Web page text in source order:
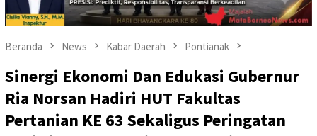
Beranda News Kabar Daerah Pontianak
Sinergi Ekonomi Dan Edukasi Gubernur
Ria Norsan Hadiri HUT Fakultas
Pertanian KE 63 Sekaligus Peringatan